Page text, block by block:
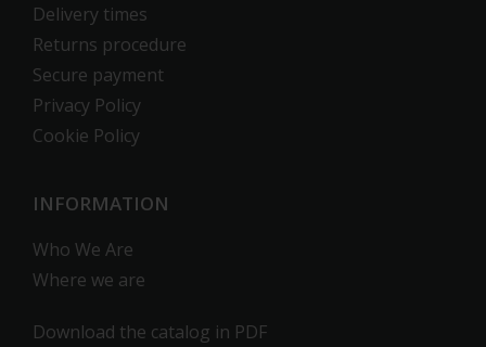
Delivery times
Returns procedure
Secure payment
Privacy Policy
Cookie Policy
INFORMATION
Who We Are
Where we are
Download the catalog in PDF